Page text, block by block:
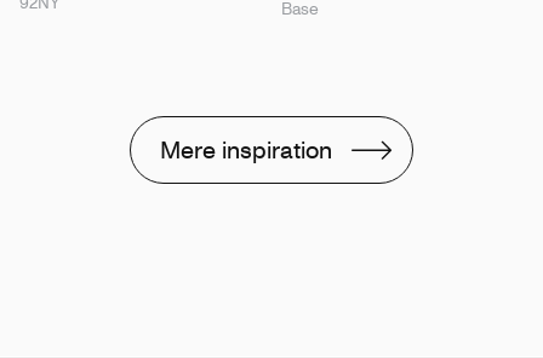
Base
Mere inspiration